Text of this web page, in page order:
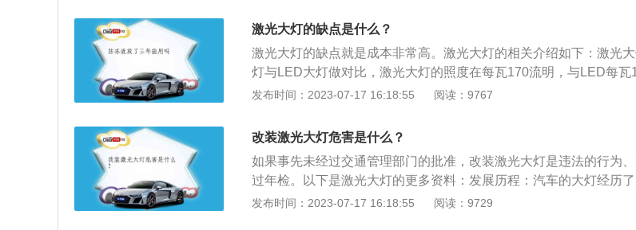
素灯更长更清晰。因此，您可以在第一时间看到远处的东西，避免穿
错过目标。
子和中子组成。质子带正电，中子不带正电。原子的外围被围绕原子
负电荷的电子所覆盖。但是原子中电子的能量不是任意的。这些电子
固定的“能级”，不同的能级对应不同的电子能量。为简单起见，我们
视为围绕原子核的轨道。离原子核越远，轨道能量越高。事实上，这
的模型并不完全正确，但它足以帮助我们解释激光的基本原理。3、
激光大灯的缺点是什么？
激光大灯的缺点就是成本非常高。激光大灯的相关介绍如下：激光
灯与LED大灯做对比，激光大灯的照度在每瓦170流明，与LED每瓦
比，亮度增加了几乎一倍，而照射距离则是传统LED的两倍。使用大
员的时候，尽量合理的使用大灯和喇叭向其发出相应的“提示”信息，
牙还牙”的方式，老驾驶员通常都会说到不开赌气车，毕竟行车安全
发布时间：2023-07-17 16:18:55 阅读：9767
改装激光大灯危害是什么？
如果事先未经过交通管理部门的批准，改装激光大灯是违法的行为
过年检。以下是激光大灯的更多资料：发展历程：汽车的大灯经历了
氙气灯再到LED灯的发展，亮度越来越高，照射距离也越来越远而汽
发布时间：2023-07-17 16:18:55 阅读：9729